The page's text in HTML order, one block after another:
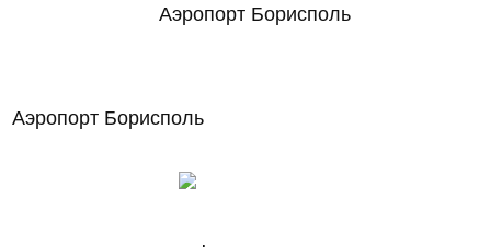
Аэропорт Борисполь